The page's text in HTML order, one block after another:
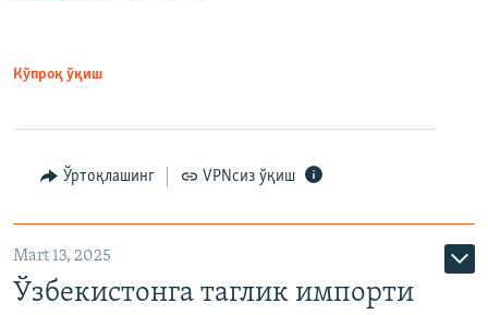
Кўпроқ ўқиш
Ўртоқлашинг VPNсиз ўқиш
Mart 13, 2025
Ўзбекистонга таглик импорти